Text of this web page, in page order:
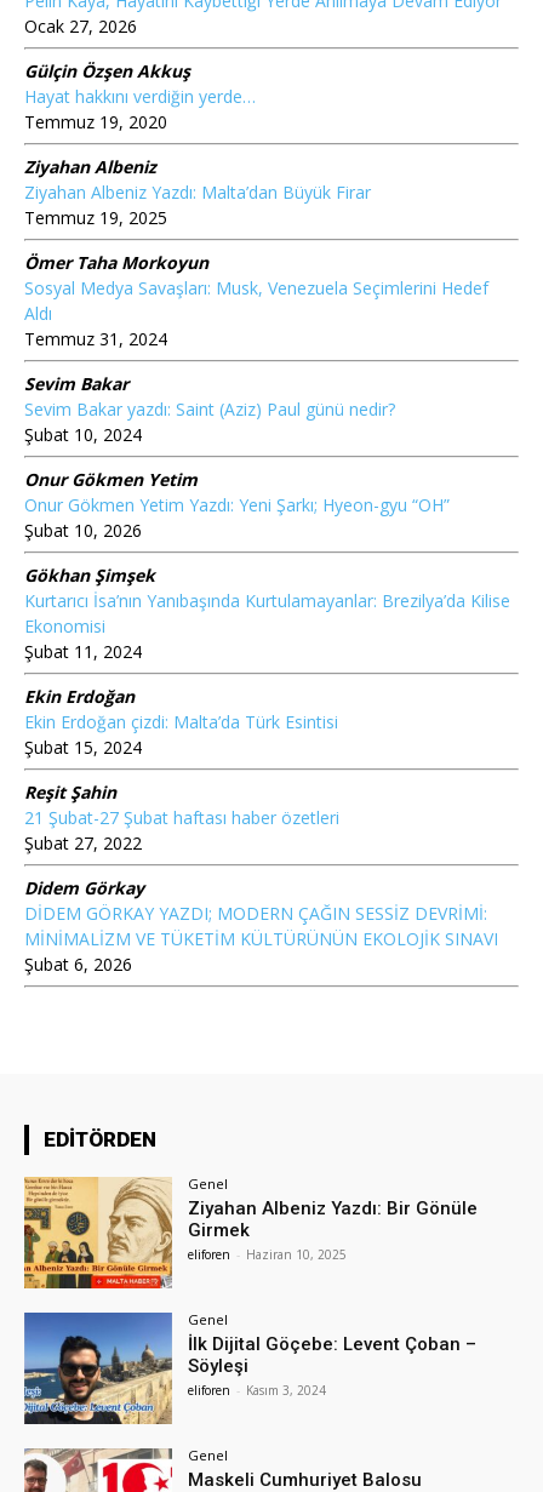
Ocak 27, 2026
Gülçin Özşen Akkuş
Hayat hakkını verdiğin yerde…
Temmuz 19, 2020
Ziyahan Albeniz
Ziyahan Albeniz Yazdı: Malta’dan Büyük Firar
Temmuz 19, 2025
Ömer Taha Morkoyun
Sosyal Medya Savaşları: Musk, Venezuela Seçimlerini Hedef
Aldı
Temmuz 31, 2024
Sevim Bakar
Sevim Bakar yazdı: Saint (Aziz) Paul günü nedir?
Şubat 10, 2024
Onur Gökmen Yetim
Onur Gökmen Yetim Yazdı: Yeni Şarkı; Hyeon-gyu “OH”
Şubat 10, 2026
Gökhan Şimşek
Kurtarıcı İsa’nın Yanıbaşında Kurtulamayanlar: Brezilya’da Kilise
Ekonomisi
Şubat 11, 2024
Ekin Erdoğan
Ekin Erdoğan çizdi: Malta’da Türk Esintisi
Şubat 15, 2024
Reşit Şahin
21 Şubat-27 Şubat haftası haber özetleri
Şubat 27, 2022
Didem Görkay
DİDEM GÖRKAY YAZDI; MODERN ÇAĞIN SESSİZ DEVRİMİ:
MİNİMALİZM VE TÜKETİM KÜLTÜRÜNÜN EKOLOJİK SINAVI
Şubat 6, 2026
EDİTÖRDEN
Genel
Ziyahan Albeniz Yazdı: Bir Gönüle
Girmek
eliforen - Haziran 10, 2025
Genel
İlk Dijital Göçebe: Levent Çoban –
Söyleşi
eliforen - Kasım 3, 2024
Genel
Maskeli Cumhuriyet Balosu